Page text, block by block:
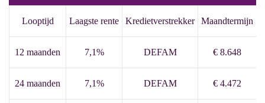
Looptijd Laagste rente Kredietverstrekker Maandtermijn
12 maanden 7,1% DEFAM € 8.648
24 maanden 7,1% DEFAM € 4.472